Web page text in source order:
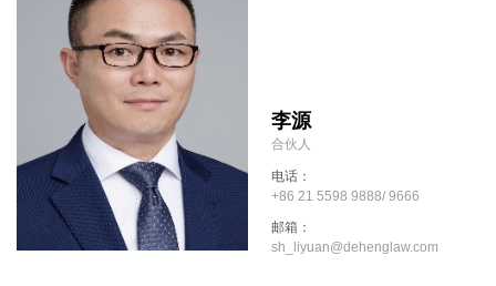
李源
合伙人
电话：
+86 21 5598 9888/ 9666
邮箱：
sh_liyuan@dehenglaw.com